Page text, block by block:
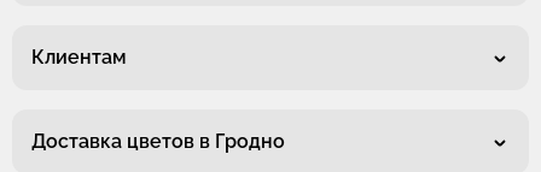
Клиентам
Доставка цветов в Гродно